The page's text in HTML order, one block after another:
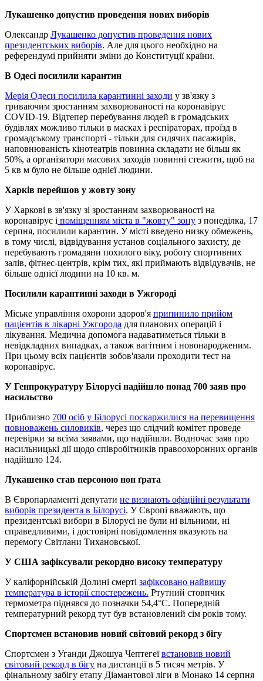
Лукашенко допустив проведення нових виборів
Олександр Лукашенко допустив проведення нових
президентських виборів. Але для цього необхідно на
референдумі прийняти зміни до Конституції країни.
В Одесі посилили карантин
Мерія Одеси посилила карантинні заходи у зв'язку з
триваючим зростанням захворюваності на коронавірус
COVID-19. Відтепер перебування людей в громадських
будівлях можливо тільки в масках і респіраторах, проїзд в
громадському транспорті - тільки для сидячих пасажирів,
наповнюваність кінотеатрів повинна складати не більш як
50%, а організатори масових заходів повинні стежити, щоб на
5 кв м було не більше однієї людини.
Харків перейшов у жовту зону
У Харкові в зв'язку зі зростанням захворюваності на
коронавірус і поміщенням міста в "жовту" зону з понеділка, 17
серпня, посилили карантин. У місті введено низку обмежень,
в тому числі, відвідування установ соціального захисту, де
перебувають громадяни похилого віку, роботу спортивних
залів, фітнес-центрів, крім тих, які приймають відвідувачів, не
більше однієї людини на 10 кв. м.
Посилили карантинні заходи в Ужгороді
Міське управління охорони здоров'я припинило прийом
пацієнтів в лікарні Ужгорода для планових операцій і
лікування. Медична допомога надаватиметься тільки в
невідкладних випадках, а також вагітним і новонародженим.
При цьому всіх пацієнтів зобов'язали проходити тест на
коронавірус.
У Генпрокуратуру Білорусі надійшло понад 700 заяв про
насильство
Приблизно 700 осіб у Білорусі поскаржилися на перевищення
повноважень силовиків, через що слідчий комітет проведе
перевірки за всіма заявами, що надійшли. Водночас заяв про
насильницькі дії щодо співробітників правоохоронних органів
надійшло 124.
Лукашенко став персоною нон ґрата
В Європарламенті депутати не визнають офіційні результати
виборів президента в Білорусі. У Європі вважають, що
президентські вибори в Білорусі не були ні вільними, ні
справедливими, і достовірні повідомлення вказують на
перемогу Світлани Тихановської.
У США зафіксували рекордно високу температуру
У каліфорнійській Долині смерті зафіксовано найвищу
температура в історії спостережень. Ртутний стовпчик
термометра піднявся до позначки 54,4°С. Попередній
температурний рекорд тут був встановлений сім років тому.
Спортсмен встановив новий світовий рекорд з бігу
Спортсмен з Уганди Джошуа Чептегеївстановив новий
світовий рекорд в бігу на дистанції в 5 тисяч метрів. У
фінальному забігу етапу Діамантової ліги в Монако 14 серпня